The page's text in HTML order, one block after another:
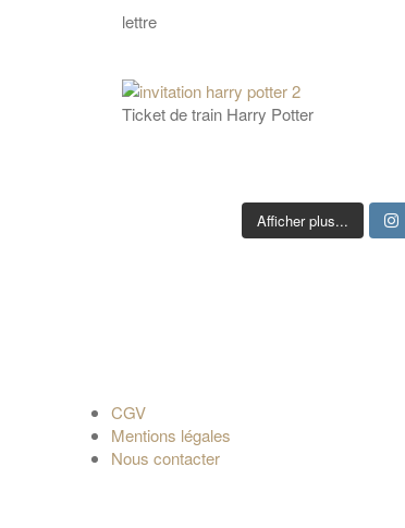
lettre
Ticket de train Harry Potter
Afficher plus...
CGV
Mentions légales
Nous contacter